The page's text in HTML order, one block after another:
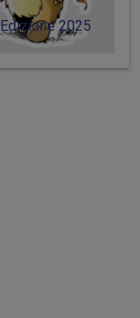
Edizione 2025